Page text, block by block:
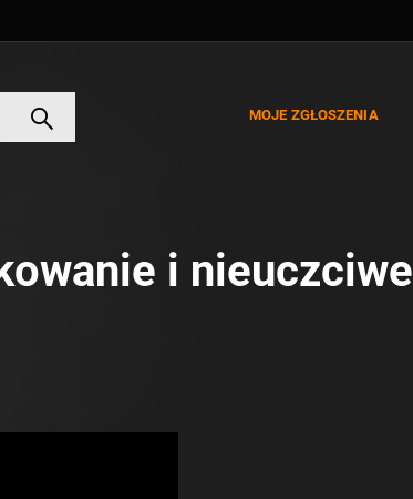
MOJE ZGŁOSZENIA
i nieuczciwe